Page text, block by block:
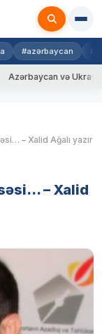
#azərbaycan
və Ukrayna XİN
– Xalid Ağalı yazır
– Xalid